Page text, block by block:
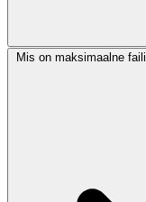
Mis on maksimaalne